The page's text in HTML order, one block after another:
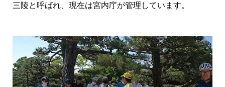
三陵と呼ばれ、現在は宮内庁が管理しています。